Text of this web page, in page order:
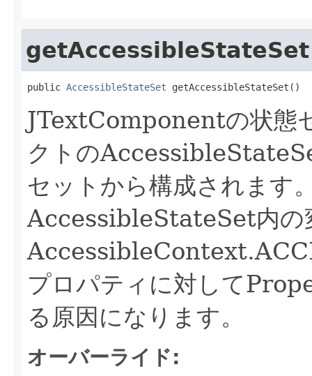
getAccessibleStateSet
public AccessibleStateSet getAccessibleStateSet()
JTextComponentの状態
クトの
セットから構成されます
AccessibleStateSet内の
プロパティに対して
る原因になります。
オーバーライド: